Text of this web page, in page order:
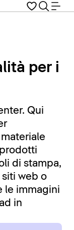
per i
Qui
di stampa,
web o
le immagini
in